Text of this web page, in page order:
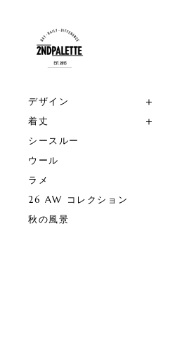
デザイン
着丈
シースルー
ウール
ラメ
26 AW コレクション
秋の風景